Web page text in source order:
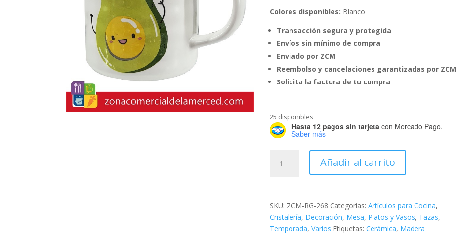
Colores disponibles: Blanco
Transacción segura y protegida
Envíos sin mínimo de compra
Enviado por ZCM
Reembolso y cancelaciones garantizadas por ZCM
Solicita la factura de tu compra
25 disponibles
Hasta 12 pagos sin tarjeta con Mercado Pago.
Saber más
Aguacate
Añadir al carrito
SKU: ZCM-RG-268 Categorías:Artículos para Cocina,
Cristalería, Decoración, Mesa, Platos y Vasos, Tazas,
Temporada,Varios Etiquetas:Cerámica, Madera